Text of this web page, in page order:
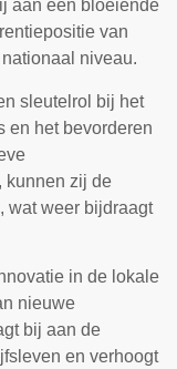
aan een bloeiende
van
niveau.
sleutelrol bij het
en het bevorderen
kunnen zij de
wat weer bijdraagt
in de lokale
nieuwe
bij aan de
en verhoogt